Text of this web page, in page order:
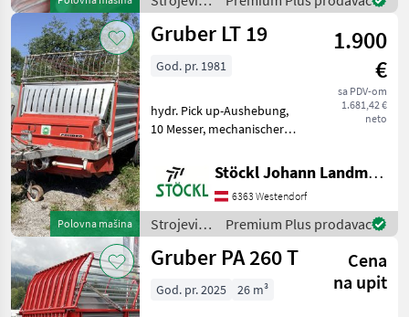
Modell ist ein Aufb
oprema
za travu i
Gruber
Polovna mašina
Gruber LT 19
1.900
€
sa PDV-om
1.681,42 €
neto
God. pr. 1981
hydr. Pick up-Aushebung,
10 Messer, mechanischer
Gelenkwelle, Standort
Westendorf (A) Broj
osovina: 1 osovina, Grubi
pod Strojevi i oprema za t
Stöckl Johann Landmaschinen GesmbH & Co KG
6363 Westendorf
Strojevi i
oprema
za travu i
Gruber
Premium Plus prodavac
Gruber PA 260 T
Cena
na upit
God. pr. 2025 26 m³